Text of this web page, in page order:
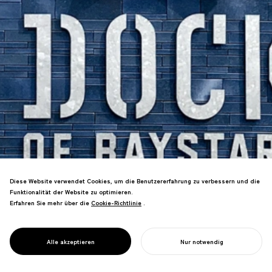
PROJECT
BAYSTARS
YOKOSUKA
Das charakteristische Sternsymbol des
Yokosuka-Identität, die in die gesamte
Einrichtung integriert ist.
Diese Website verwendet Cookies, um die Benutzererfahrung zu verbessern und die
Funktionalität der Website zu optimieren.
Erfahren Sie mehr über die Cookie-Richtlinie
Cookie-Richtlinie .
Alle akzeptieren Nur notwendig